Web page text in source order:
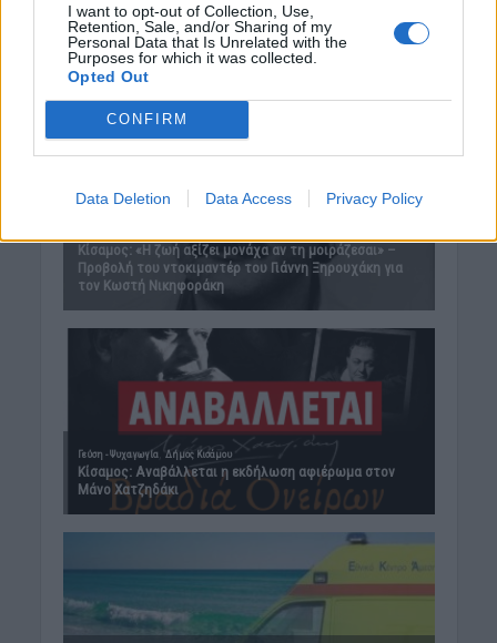
I want to opt-out of Collection, Use,
Retention, Sale, and/or Sharing of my
Personal Data that Is Unrelated with the
Purposes for which it was collected.
Opted Out
CONFIRM
Data Deletion Data Access Privacy Policy